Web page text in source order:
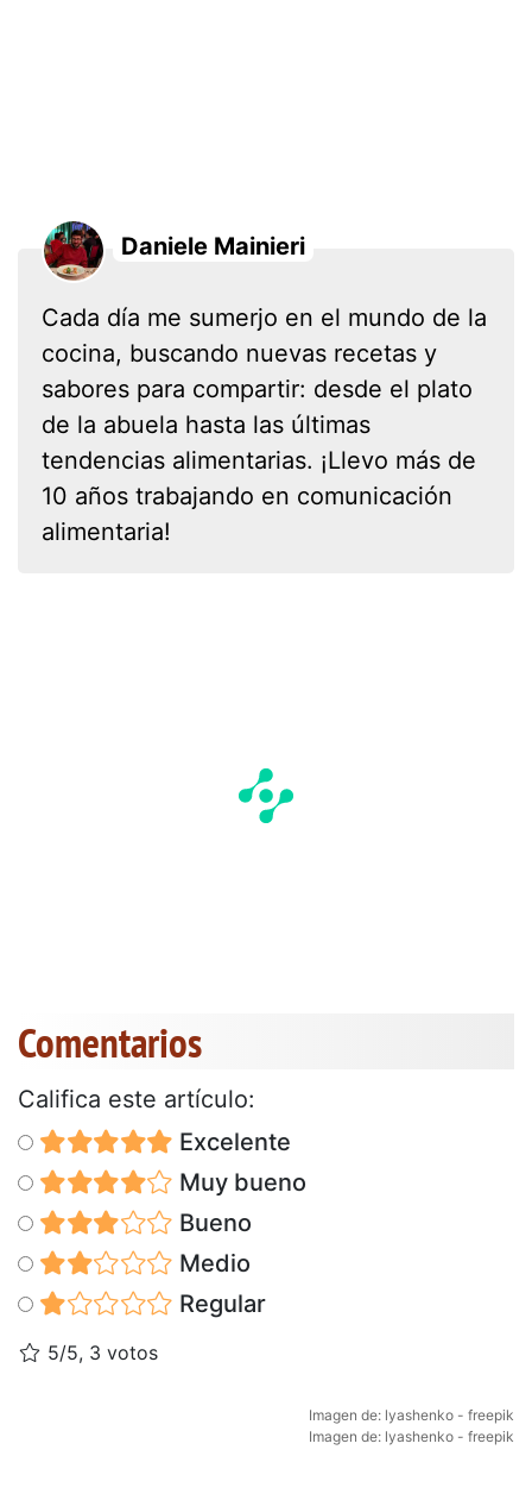
Daniele Mainieri
Cada día me sumerjo en el mundo de la
cocina, buscando nuevas recetas y
sabores para compartir: desde el plato
de la abuela hasta las últimas
tendencias alimentarias. ¡Llevo más de
10 años trabajando en comunicación
alimentaria!
Comentarios
Califica este artículo:
Excelente
Muy bueno
Bueno
Medio
Regular
5/5, 3 votos
Imagen de: lyashenko - freepik
Imagen de: lyashenko - freepik